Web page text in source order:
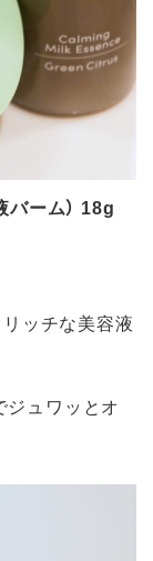
バーム） 18g
ッチな美容液
ュワッとオ